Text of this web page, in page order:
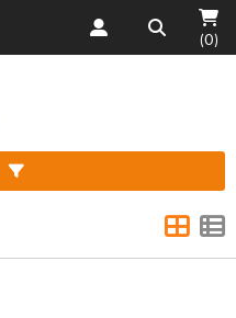
(0)